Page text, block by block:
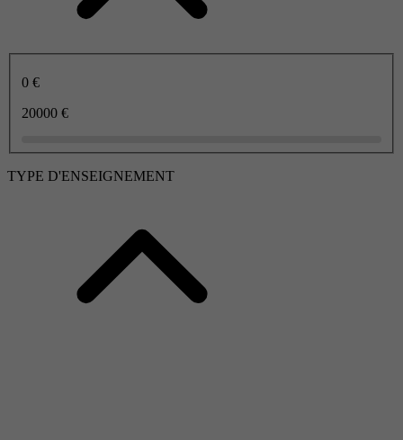
0 €
20000 €
TYPE D'ENSEIGNEMENT